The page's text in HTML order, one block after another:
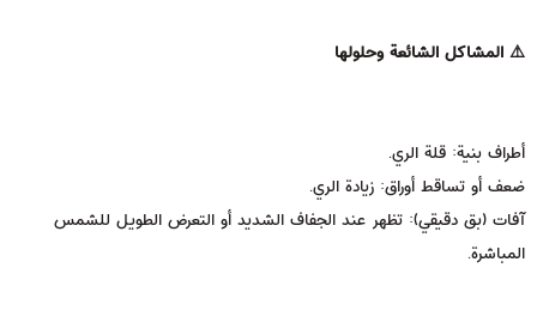
⚠️ المشاكل الشائعة وحلولها
أطراف بنية: قلة الري.
ضعف أو تساقط أوراق: زيادة الري.
آفات (بق دقيقي): تظهر عند الجفاف الشديد أو التعرض الطويل للشمس
المباشرة.